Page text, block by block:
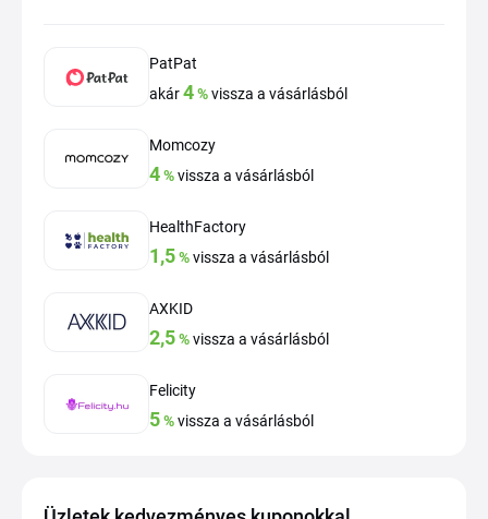
PatPat
akár4%vissza a vásárlásból
Momcozy
4%vissza a vásárlásból
HealthFactory
1,5%vissza a vásárlásból
AXKID
2,5%vissza a vásárlásból
Felicity
5%vissza a vásárlásból